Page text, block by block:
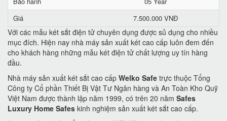
Giá
7.500.000 VNĐ
Với các mẫu két sắt điện tử chuyên dụng được sủ dụng cho nhiều
mục đích. Hiện nay nhà máy sản xuất két cao cấp luôn đem đến
cho khách hàng những mẫu két điện tử chất lượng uy tín hàng
đầu.
Nhà máy sản xuất két sắt cao cấp Welko Safe trực thuộc Tổng
Công ty Cổ phần Thiết Bị Vật Tư Ngân hàng và An Toàn Kho Quỹ
Việt Nam được thành lập năm 1999, có trên 20 năm Safes
Luxury Home Safes kinh nghiệm sản xuất két sắt cao cấp.